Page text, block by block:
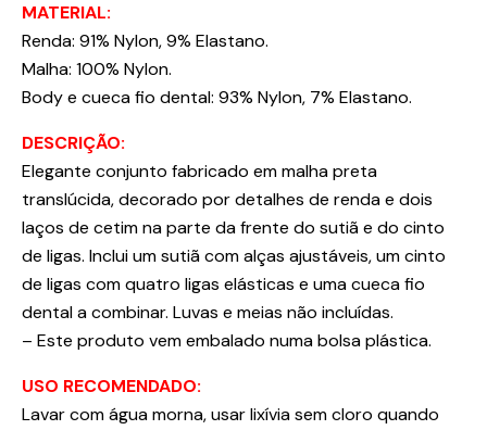
MATERIAL:
Renda: 91% Nylon, 9% Elastano.
Malha: 100% Nylon.
Body e cueca fio dental: 93% Nylon, 7% Elastano.
DESCRIÇÃO:
Elegante conjunto fabricado em malha preta
translúcida, decorado por detalhes de renda e dois
laços de cetim na parte da frente do sutiã e do cinto
de ligas. Inclui um sutiã com alças ajustáveis, um cinto
de ligas com quatro ligas elásticas e uma cueca fio
dental a combinar. Luvas e meias não incluídas.
– Este produto vem embalado numa bolsa plástica.
USO RECOMENDADO:
Lavar com água morna, usar lixívia sem cloro quando